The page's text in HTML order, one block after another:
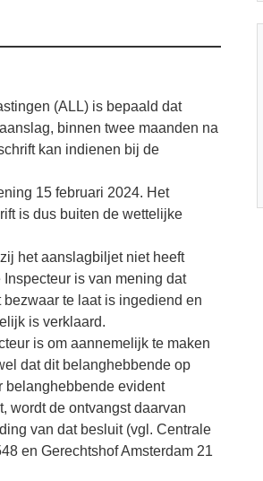
(ALL) is bepaald dat
binnen twee maanden na
kan indienen bij de
15 februari 2024. Het
is dus buiten de wettelijke
het aanslagbiljet niet heeft
is van mening dat
te laat is ingediend en
is verklaard.
is om aannemelijk te maken
dat dit belanghebbende op
belanghebbende evident
wordt de ontvangst daarvan
van dat besluit (vgl. Centrale
en Gerechtshof Amsterdam 21